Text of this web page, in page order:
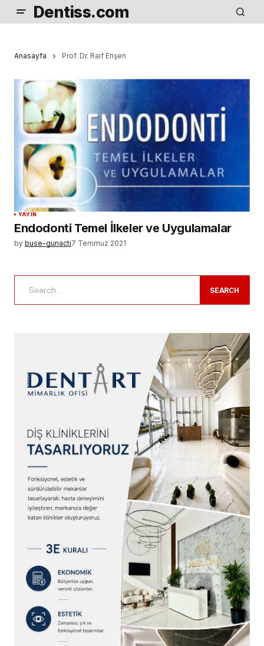
Dentiss.com
Anasayfa Prof. Dr. Raif Erişen
YAYIN
Endodonti Temel İlkeler ve Uygulamalar
by buse-gunacti7 Temmuz 2021
SEARCH